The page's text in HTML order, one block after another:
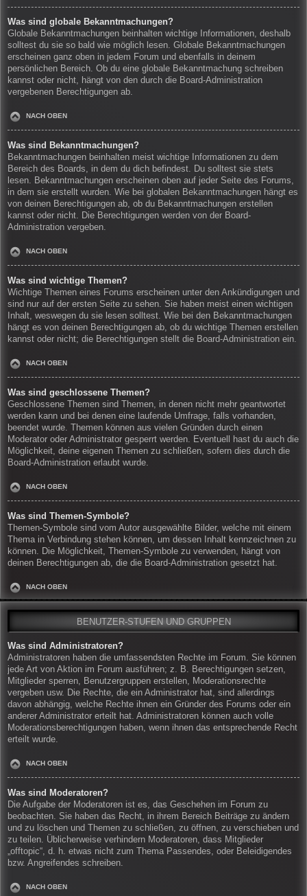
Was sind globale Bekanntmachungen?
Globale Bekanntmachungen beinhalten wichtige Informationen, deshalb
solltest du sie so bald wie möglich lesen. Globale Bekanntmachungen
erscheinen ganz oben in jedem Forum und ebenfalls in deinem
persönlichen Bereich. Ob du eine globale Bekanntmachung schreiben
kannst oder nicht, hängt von den durch die Board-Administration
vergebenen Berechtigungen ab.
NACH OBEN
Was sind Bekanntmachungen?
Bekanntmachungen beinhalten meist wichtige Informationen zu dem
Bereich des Boards, in dem du dich befindest. Du solltest sie stets
lesen. Bekanntmachungen erscheinen oben auf jeder Seite des Forums,
in dem sie erstellt wurden. Wie bei globalen Bekanntmachungen hängt es
von deinen Berechtigungen ab, ob du Bekanntmachungen erstellen
kannst oder nicht. Die Berechtigungen werden von der Board-
Administration vergeben.
NACH OBEN
Was sind wichtige Themen?
Wichtige Themen eines Forums erscheinen unter den Ankündigungen und
sind nur auf der ersten Seite zu sehen. Sie haben meist einen wichtigen
Inhalt, weswegen du sie lesen solltest. Wie bei den Bekanntmachungen
hängt es von deinen Berechtigungen ab, ob du wichtige Themen erstellen
kannst oder nicht; die Berechtigungen stellt die Board-Administration ein.
NACH OBEN
Was sind geschlossene Themen?
Geschlossene Themen sind Themen, in denen nicht mehr geantwortet
werden kann und bei denen eine laufende Umfrage, falls vorhanden,
beendet wurde. Themen können aus vielen Gründen durch einen
Moderator oder Administrator gesperrt werden. Eventuell hast du auch die
Möglichkeit, deine eigenen Themen zu schließen, sofern dies durch die
Board-Administration erlaubt wurde.
NACH OBEN
Was sind Themen-Symbole?
Themen-Symbole sind vom Autor ausgewählte Bilder, welche mit einem
Thema in Verbindung stehen können, um dessen Inhalt kennzeichnen zu
können. Die Möglichkeit, Themen-Symbole zu verwenden, hängt von
deinen Berechtigungen ab, die die Board-Administration gesetzt hat.
NACH OBEN
BENUTZER-STUFEN UND GRUPPEN
Was sind Administratoren?
Administratoren haben die umfassendsten Rechte im Forum. Sie können
jede Art von Aktion im Forum ausführen; z. B. Berechtigungen setzen,
Mitglieder sperren, Benutzergruppen erstellen, Moderationsrechte
vergeben usw. Die Rechte, die ein Administrator hat, sind allerdings
davon abhängig, welche Rechte ihnen ein Gründer des Forums oder ein
anderer Administrator erteilt hat. Administratoren können auch volle
Moderationsberechtigungen haben, wenn ihnen das entsprechende Recht
erteilt wurde.
NACH OBEN
Was sind Moderatoren?
Die Aufgabe der Moderatoren ist es, das Geschehen im Forum zu
beobachten. Sie haben das Recht, in ihrem Bereich Beiträge zu ändern
und zu löschen und Themen zu schließen, zu öffnen, zu verschieben und
zu teilen. Üblicherweise verhindern Moderatoren, dass Mitglieder
„offtopic“, d. h. etwas nicht zum Thema Passendes, oder Beleidigendes
bzw. Angreifendes schreiben.
NACH OBEN